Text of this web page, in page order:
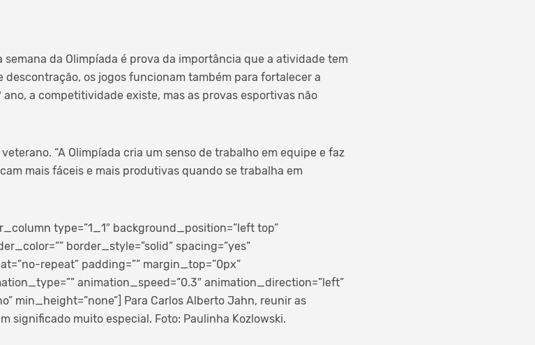
da Olimpíada é prova da importância que a atividade tem
descontração, os jogos funcionam também para fortalecer a
ano, a competitividade existe, mas as provas esportivas não
“A Olimpíada cria um senso de trabalho em equipe e faz
mais fáceis e mais produtivas quando se trabalha em
type=”1_1″ background_position=”left top”
border_style=”solid” spacing=”yes”
repeat” padding=”” margin_top=”0px”
animation_speed=”0.3″ animation_direction=”left”
min_height=”none”] Para Carlos Alberto Jahn, reunir as
significado muito especial. Foto: Paulinha Kozlowski.